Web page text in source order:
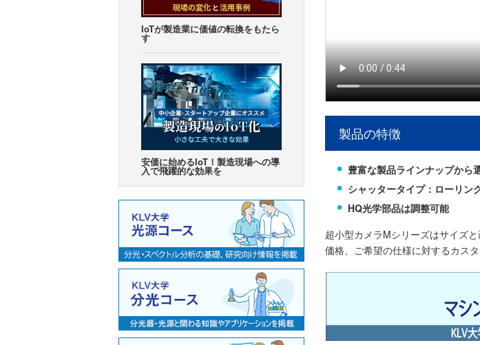
製品の特徴
豊富な製品ラインナップか
シャッタータイプ：ローリン
HQ光学部品は調整可能
超小型カメラMシリーズはサイズ
価格、ご希望の仕様に対するカス
IoTが製造業に価値の転換をもたら
す
安価に始めるIoT！ 製造現場への導
入で飛躍的な効果を